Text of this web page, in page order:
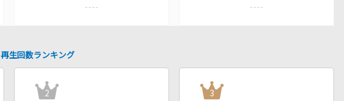
----
----
再生回数ランキング
2 3